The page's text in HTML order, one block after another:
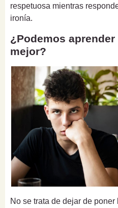
respetuosa mientras
ironía.
¿Podemos
mejor?
No se trata de dejar de